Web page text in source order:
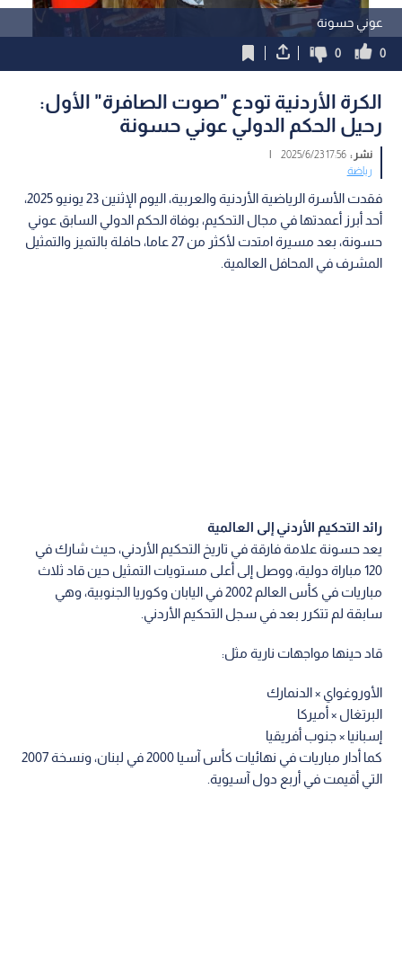
عوني حسونة
0
0
الكرة الأردنية تودع "صوت الصافرة" الأول:
رحيل الحكم الدولي عوني حسونة
نشر :17:56 2025/6/23
|
رياضة
فقدت الأسرة الرياضية الأردنية والعربية، اليوم الإثنين 23 يونيو 2025،
أحد أبرز أعمدتها في مجال التحكيم، بوفاة الحكم الدولي السابق عوني
حسونة، بعد مسيرة امتدت لأكثر من 27 عاما، حافلة بالتميز والتمثيل
المشرف في المحافل العالمية.
رائد التحكيم الأردني إلى العالمية
يعد حسونة علامة فارقة في تاريخ التحكيم الأردني، حيث شارك في
120 مباراة دولية، ووصل إلى أعلى مستويات التمثيل حين قاد ثلاث
مباريات في كأس العالم 2002 في اليابان وكوريا الجنوبية، وهي
سابقة لم تتكرر بعد في سجل التحكيم الأردني.
قاد حينها مواجهات نارية مثل:
الأوروغواي × الدنمارك
البرتغال × أميركا
إسبانيا × جنوب أفريقيا
كما أدار مباريات في نهائيات كأس آسيا 2000 في لبنان، ونسخة 2007
التي أقيمت في أربع دول آسيوية.